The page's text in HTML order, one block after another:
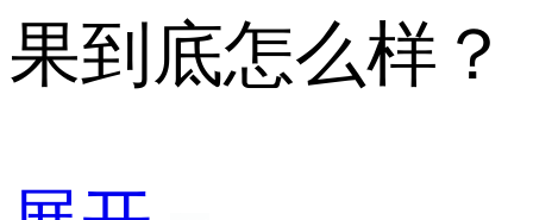
果到底怎么样？